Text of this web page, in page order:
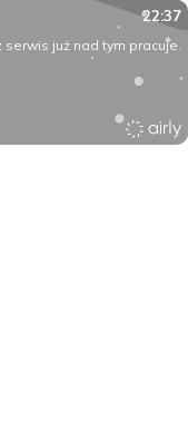
22:37
serwis już nad tym pracuje.